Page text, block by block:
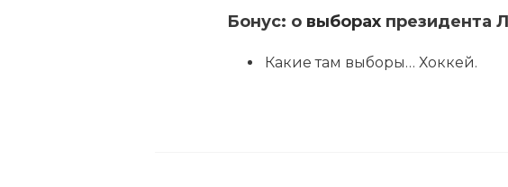
Бонус: о выборах президента
Какие там выборы… Хоккей.